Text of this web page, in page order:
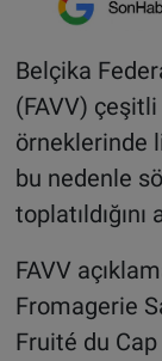
Belçika
(FAVV)
örneklerinde
bu nedenle
toplatıldığını
FAVV
Fromagerie
Fruité du